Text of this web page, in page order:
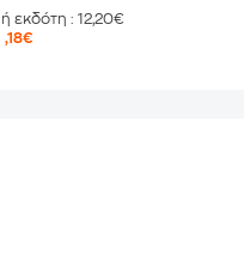
εκδότη: 12,20€
,18€